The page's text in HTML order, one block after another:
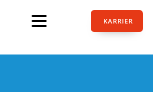
KARRIER